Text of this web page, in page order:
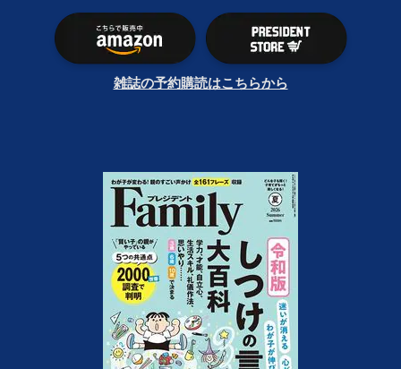
雑誌の予約購読はこちらから